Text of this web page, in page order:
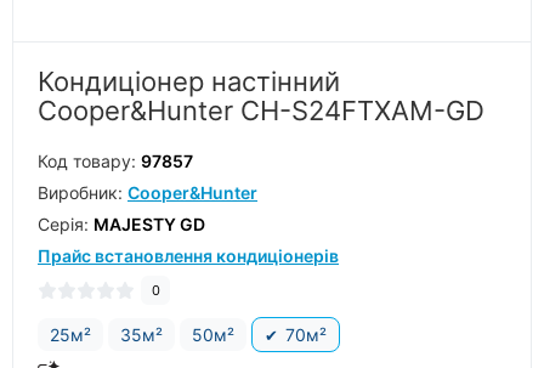
Кондиціонер настінний
Cooper&Hunter CH-S24FTXAM-GD
Код товару: 97857
Виробник: Cooper&Hunter
Серiя: MAJESTY GD
Прайс встановлення кондиціонерів
0
25м² 35м² 50м² 70м²